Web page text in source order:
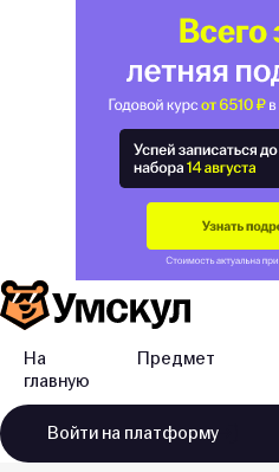
На
главную
Предмет
Войти на платформу